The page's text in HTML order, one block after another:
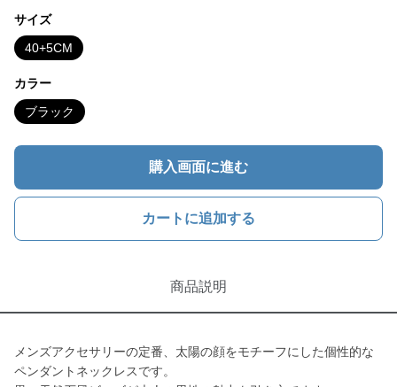
サイズ
40+5CM
カラー
ブラック
購入画面に進む
カートに追加する
商品説明
メンズアクセサリーの定番、太陽の顔をモチーフにした個性的な
ペンダントネックレスです。